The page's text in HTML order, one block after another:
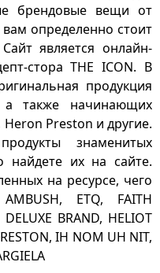
брендовые вещи от
определенно стоит
является онлайн-
стора THE ICON. В
продукция
также начинающих
Heron Preston и другие.
знаменитых
найдете их на сайте.
на ресурсе, чего
ETQ, FAITH
BRAND, HELIOT
IH NOM UH NIT,